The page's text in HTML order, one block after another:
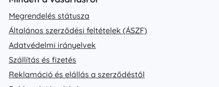
Megrendelés státusza
Általános szerződési feltételek (ÁSZF)
Adatvédelmi irányelvek
Szállítás és fizetés
Reklamáció és elállás a szerződéstől